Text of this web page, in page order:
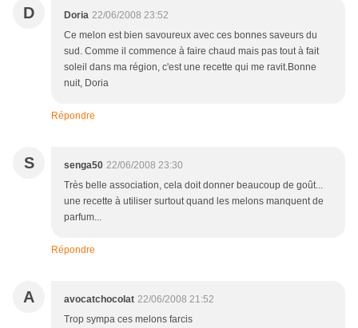
D Doria 22/06/2008 23:52
Ce melon est bien savoureux avec ces bonnes saveurs du
sud. Comme il commence à faire chaud mais pas tout à fait
soleil dans ma région, c'est une recette qui me ravit.Bonne
nuit, Doria
Répondre
S senga50 22/06/2008 23:30
Très belle association, cela doit donner beaucoup de goût...
une recette à utiliser surtout quand les melons manquent de
parfum...
Répondre
A avocatchocolat 22/06/2008 21:52
Trop sympa ces melons farcis